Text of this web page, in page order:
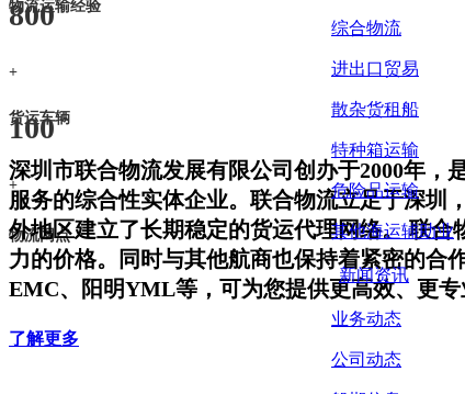
综合物流
进出口贸易
散杂货租船
特种箱运输
危险品运输
其他海运辅助业
新闻资讯
业务动态
公司动态
物流运输经验
800
+
货运车辆
100
+
物流网点
深圳市联合物流发展有限公司创办于2000年
服务的综合性实体企业。联合物流立足于深圳
外地区建立了长期稳定的货运代理网络。 联
力的价格。同时与其他航商也保持着紧密的合
EMC、阳明YML等，可为您提供更高效、更专
了解更多